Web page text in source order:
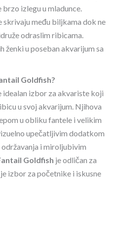
izlegu u mladunce.
skrivaju među biljkama dok ne
odraslim ribicama.
ženki u poseban akvarijum sa
Goldfish?
idealan izbor za akvariste koji
u svoj akvarijum. Njihova
u obliku fantele i velikim
upečatljivim dodatkom
i miroljubivim
Goldfish je odličan za
izbor za početnike i iskusne